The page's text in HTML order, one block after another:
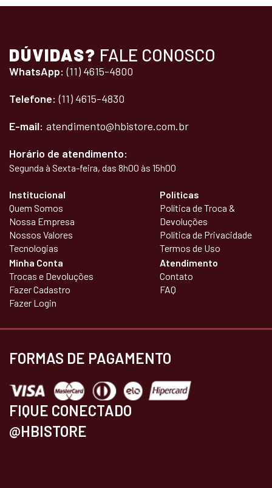
DÚVIDAS? FALE CONOSCO
WhatsApp: (11) 4615-4800
Telefone: (11) 4615-4830
E-mail: atendimento@hbistore.com.br
Horário de atendimento:
Segunda à Sexta-feira, das 8h00 às 15h00
Institucional
Quem Somos
Nossa Empresa
Nossos Valores
Tecnologias
Políticas
Política de Troca &
Devoluções
Política de Privacidade
Termos de Uso
Minha Conta
Trocas e Devoluções
Fazer Cadastro
Fazer Login
Atendimento
Contato
FAQ
FORMAS DE PAGAMENTO
FIQUE CONECTADO
@HBISTORE